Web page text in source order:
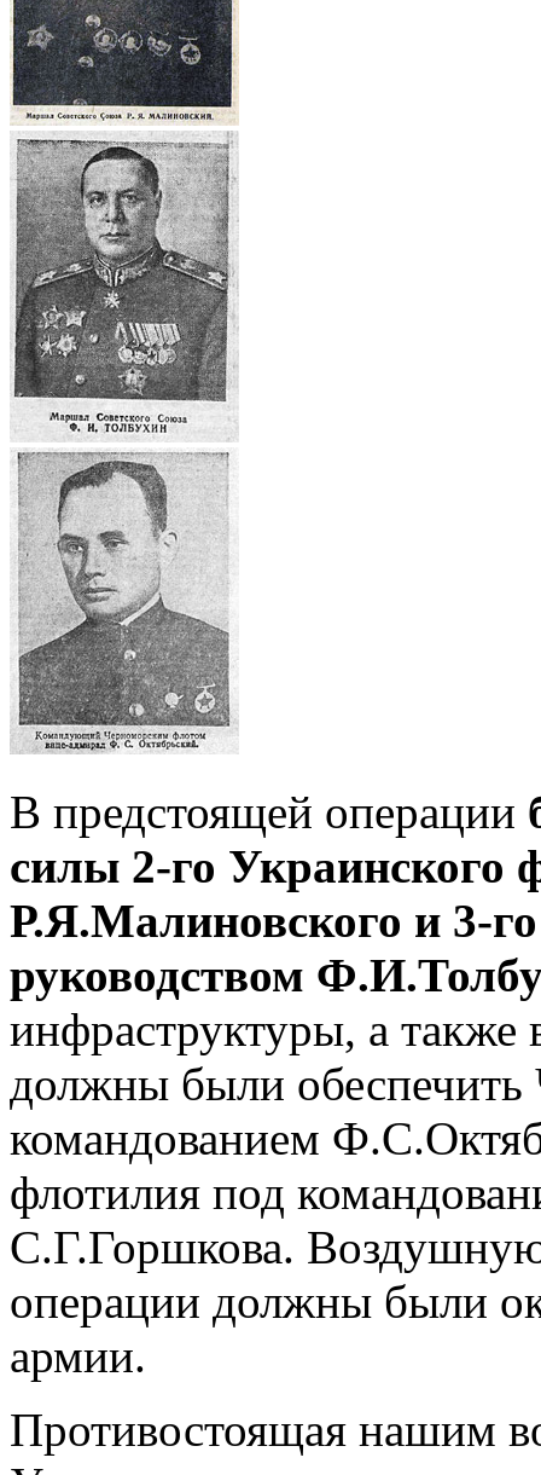
В предстоящей операции
силы 2-го Украинского
Р.Я.Малиновского и 3-
руководством
инфраструктуры, а также
должны были
командованием
флотилия под
С.Г.Горшкова.
операции должны были
армии.
Противостоящая нашим